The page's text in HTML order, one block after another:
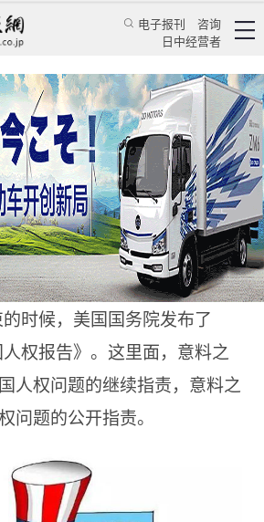
电子报刊
咨询
日中经营者
棒 指责韩国目的何在？
蒋丰 特辑 华文汇萃
时候，美国国务院发布了
人权报告》。这里面，意料之
人权问题的继续指责，意料之
问题的公开指责。